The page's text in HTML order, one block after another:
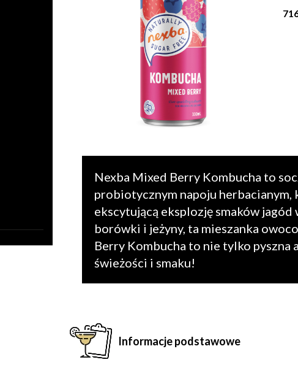
Nexba Mixed Berry Kombucha to
probiotycznym napoju
ekscytującą eksplozję smaków
borówki i jeżyny, ta mieszanka
Berry Kombucha to nie tylko pyszna
świeżości i smaku!
Informacje podstawowe